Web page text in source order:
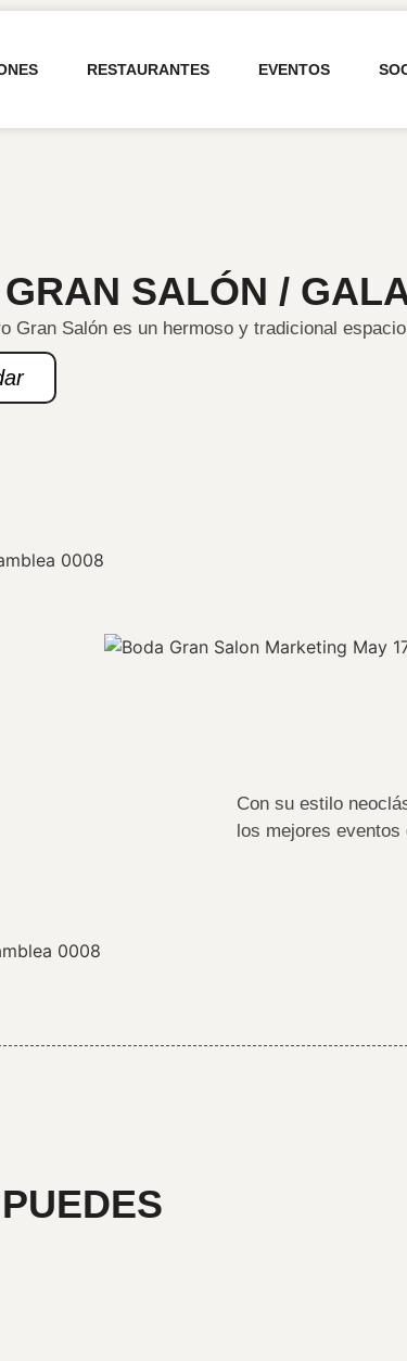
RESTAURANTES EVENTOS
GRAN SALÓN /
Gran Salón es un hermoso y tradicional
Con su estilo
los mejores eventos